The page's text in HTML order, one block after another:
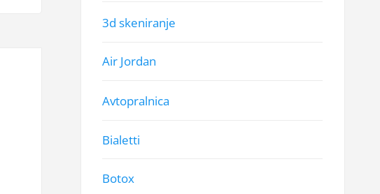
3d skeniranje
Air Jordan
Avtopralnica
Bialetti
Botox